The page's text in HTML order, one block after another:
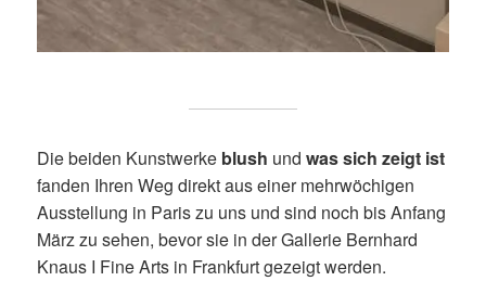
Die beiden Kunstwerke blush undwas sich zeigt ist
fanden Ihren Weg direkt aus einer mehrwöchigen
Ausstellung in Paris zu uns und sind noch bis Anfang
März zu sehen, bevor sie in der Gallerie Bernhard
Knaus I Fine Arts in Frankfurt gezeigt werden.